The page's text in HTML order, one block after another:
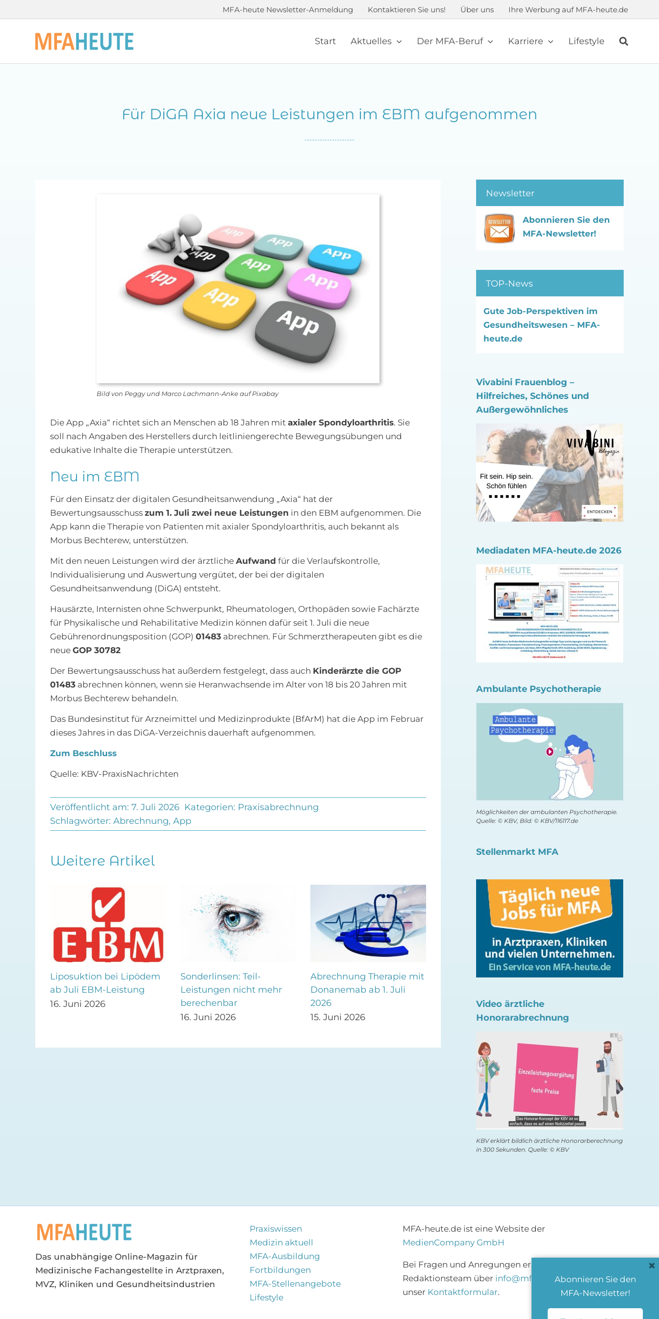
Inhalt
springen
MFA-heute Newsletter-Anmeldung Kontaktieren Sie uns! Über uns Ihre Werbung auf MFA-heute.de
Start Aktuelles Der MFA-Beruf Karriere Lifestyle
Für DiGA Axia neue Leistungen im EBM aufgenommen
Bild von Peggy und Marco Lachmann-Anke auf Pixabay
Die App „Axia“ richtet sich an Menschen ab 18 Jahren mit axialer Spondyloarthritis. Sie
soll nach Angaben des Herstellers durch leitliniengerechte Bewegungsübungen und
edukative Inhalte die Therapie unterstützen.
Neu im EBM
Für den Einsatz der digitalen Gesundheitsanwendung „Axia“ hat der
Bewertungsausschuss zum 1. Juli zwei neue Leistungen in den EBM aufgenommen. Die
App kann die Therapie von Patienten mit axialer Spondyloarthritis, auch bekannt als
Morbus Bechterew, unterstützen.
Mit den neuen Leistungen wird der ärztliche Aufwand für die Verlaufskontrolle,
Individualisierung und Auswertung vergütet, der bei der digitalen
Gesundheitsanwendung (DiGA) entsteht.
Hausärzte, Internisten ohne Schwerpunkt, Rheumatologen, Orthopäden sowie Fachärzte
für Physikalische und Rehabilitative Medizin können dafür seit 1. Juli die neue
Gebührenordnungsposition (GOP) 01483abrechnen. Für Schmerztherapeuten gibt es die
neue GOP 30782
Der Bewertungsausschuss hat außerdem festgelegt, dass auch Kinderärzte die GOP
01483abrechnen können, wenn sie Heranwachsende im Alter von 18 bis 20 Jahren mit
Morbus Bechterew behandeln.
Das Bundesinstitut für Arzneimittel und Medizinprodukte (BfArM) hat die App im Februar
dieses Jahres in das DiGA-Verzeichnis dauerhaft aufgenommen.
Zum Beschluss
Quelle: KBV-PraxisNachrichten
Veröffentlicht am: 7. Juli 2026 Kategorien: Praxisabrechnung
Schlagwörter: Abrechnung, App
Weitere Artikel
Liposuktion bei Lipödem
ab Juli EBM-Leistung
16. Juni 2026
Sonderlinsen: Teil-
Leistungen nicht mehr
berechenbar
16. Juni 2026
Abrechnung Therapie mit
Donanemab ab 1. Juli
2026
15. Juni 2026
Gericht: Absenkung der
Vergütung ausgesetzt
13. Juli 2026
Erstbefüllung ePA –
Newsletter
Abonnieren Sie den
MFA-Newsletter!
TOP-News
Gute Job-Perspektiven im
Gesundheitswesen – MFA-
heute.de
Vivabini Frauenblog –
Hilfreiches, Schönes und
Außergewöhnliches
Mediadaten MFA-heute.de 2026
Ambulante Psychotherapie
Möglichkeiten der ambulanten Psychotherapie.
Quelle: © KBV, Bild: © KBV/116117.de
Stellenmarkt MFA
Video ärztliche
Honorarabrechnung
KBV erklärt bildlich ärztliche Honorarberechnung
in 300 Sekunden. Quelle: © KBV
Das unabhängige Online-Magazin für
Medizinische Fachangestellte in Arztpraxen,
MVZ, Kliniken und Gesundheitsindustrien
Praxiswissen
Medizin aktuell
MFA-Ausbildung
Fortbildungen
MFA-Stellenangebote
Lifestyle
MFA-heute.de ist eine Website der
MedienCompany GmbH
Bei Fragen und Anregungen erreichen Sie das
Redaktionsteam über info@mfa-heute.debzw.
unser Kontaktformular.
Abonnieren Sie den
MFA-Newsletter!
×